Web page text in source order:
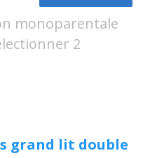
monoparentale
2
grand lit double